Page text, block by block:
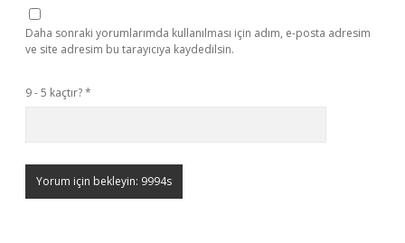
Daha sonraki yorumlarımda kullanılması için adım, e-posta adresim
ve site adresim bu tarayıcıya kaydedilsin.
9 - 5 kaçtır?*